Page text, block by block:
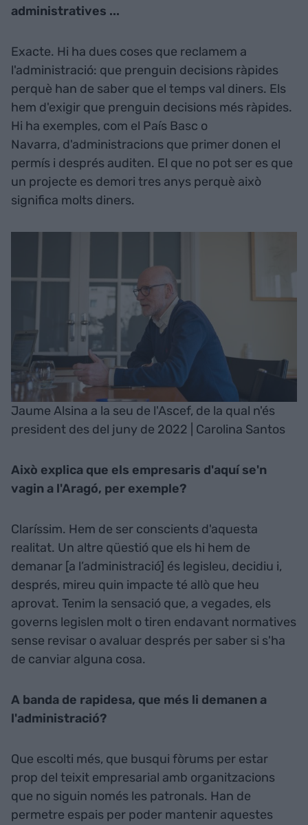
administratives ...
Exacte. Hi ha dues coses que reclamem a
l'administració: que prenguin decisions ràpides
perquè han de saber que el temps val diners. Els
hem d'exigir que prenguin decisions més ràpides.
Hi ha exemples, com el País Basc o
Navarra, d'administracions que primer donen el
permís i després auditen. El que no pot ser es que
un projecte es demori tres anys perquè això
significa molts diners.
Jaume Alsina a la seu de l'Ascef, de la qual n'és
president des del juny de 2022 | Carolina Santos
Això explica que els empresaris d'aquí se'n
vagin a l'Aragó, per exemple?
Claríssim. Hem de ser conscients d'aquesta
realitat. Un altre qüestió que els hi hem de
demanar [a l’administració] és legisleu, decidiu i,
després, mireu quin impacte té allò que heu
aprovat. Tenim la sensació que, a vegades, els
governs legislen molt o tiren endavant normatives
sense revisar o avaluar després per saber si s'ha
de canviar alguna cosa.
A banda de rapidesa, que més li demanen a
l'administració?
Que escolti més, que busqui fòrums per estar
prop del teixit empresarial amb organitzacions
que no siguin només les patronals. Han de
permetre espais per poder mantenir aquestes